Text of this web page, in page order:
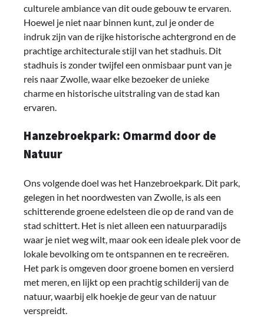
culturele ambiance van dit oude gebouw te ervaren.
Hoewel je niet naar binnen kunt, zul je onder de
indruk zijn van de rijke historische achtergrond en de
prachtige architecturale stijl van het stadhuis. Dit
stadhuis is zonder twijfel een onmisbaar punt van je
reis naar Zwolle, waar elke bezoeker de unieke
charme en historische uitstraling van de stad kan
ervaren.
Hanzebroekpark: Omarmd door de
Natuur
Ons volgende doel was het Hanzebroekpark. Dit park,
gelegen in het noordwesten van Zwolle, is als een
schitterende groene edelsteen die op de rand van de
stad schittert. Het is niet alleen een natuurparadijs
waar je niet weg wilt, maar ook een ideale plek voor de
lokale bevolking om te ontspannen en te recreëren.
Het park is omgeven door groene bomen en versierd
met meren, en lijkt op een prachtig schilderij van de
natuur, waarbij elk hoekje de geur van de natuur
verspreidt.